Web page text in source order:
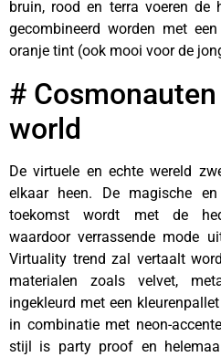
bruin, rood en terra voeren de
gecombineerd worden met
oranje tint (ook mooi voor de
#
world
De virtuele en echte wereld
elkaar heen. De magische
toekomst wordt met de
waardoor verrassende mode
Virtuality trend zal vertaalt
materialen zoals velvet,
ingekleurd met een
in combinatie met neon-
stijl is party proof en